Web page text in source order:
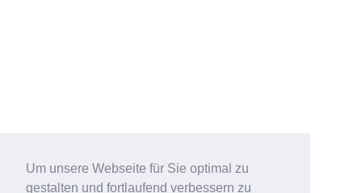
Um unsere Webseite für Sie optimal zu
gestalten und fortlaufend verbessern zu